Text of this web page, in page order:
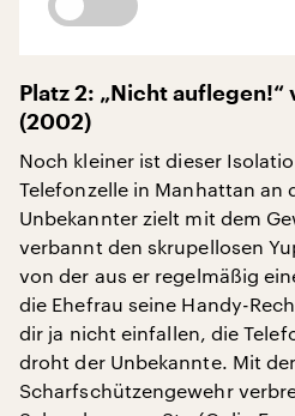
Platz 2: „Nicht
(2002)
Noch kleiner ist dieser
Telefonzelle in Manhattan an
Unbekannter zielt mit dem
verbannt den skrupellosen
von der aus er regelmäßig
die Ehefrau seine Handy-
dir ja nicht einfallen, die
droht der Unbekannte. Mit
Scharfschützengewehr